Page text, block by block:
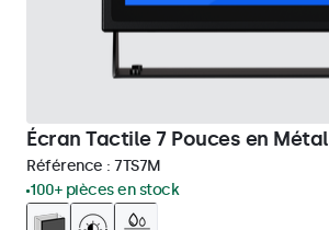
Écran Tactile 7 Pouces en Métal
Référence : 7TS7M
100+ pièces en stock